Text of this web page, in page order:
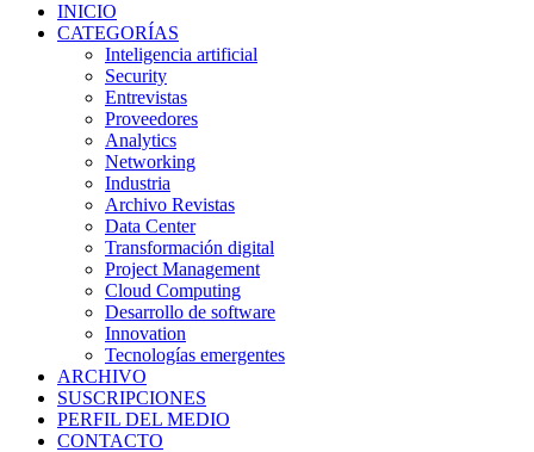
INICIO
CATEGORÍAS
Inteligencia artificial
Security
Entrevistas
Proveedores
Analytics
Networking
Industria
Archivo Revistas
Data Center
Transformación digital
Project Management
Cloud Computing
Desarrollo de software
Innovation
Tecnologías emergentes
ARCHIVO
SUSCRIPCIONES
PERFIL DEL MEDIO
CONTACTO